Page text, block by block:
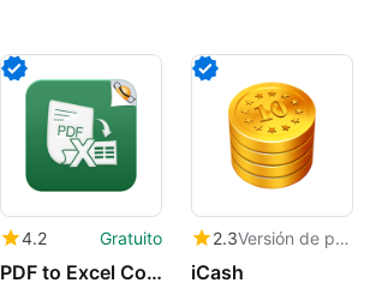
4.2 Gratuito
PDF to Excel Converter
2.3 Versión de prueba
iCash